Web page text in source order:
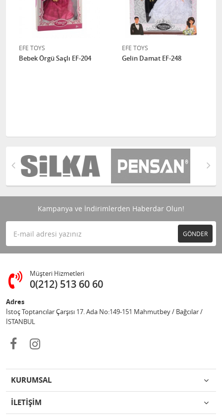
EFE TOYS
Bebek Örgü Saçlı EF-204
EFE TOYS
Gelin Damat EF-248
Kampanya ve İndirimlerden Haberdar Olun!
GÖNDER
Müşteri Hizmetleri
0(212) 513 60 60
Adres
İstoç Toptancılar Çarşısı 17. Ada No:149-151 Mahmutbey / Bağcılar /
İSTANBUL
KURUMSAL
İLETİŞİM